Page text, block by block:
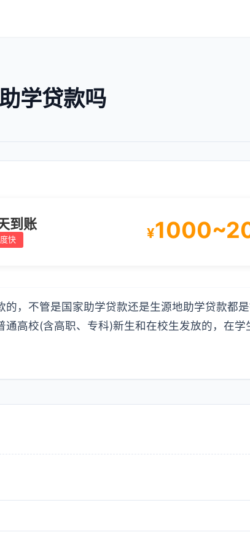
学贷款吗
到账
快 ¥
的，不管是国家助学贷款还是生源地助学贷款都
通高校(含高职、专科)新生和在校生发放的，在